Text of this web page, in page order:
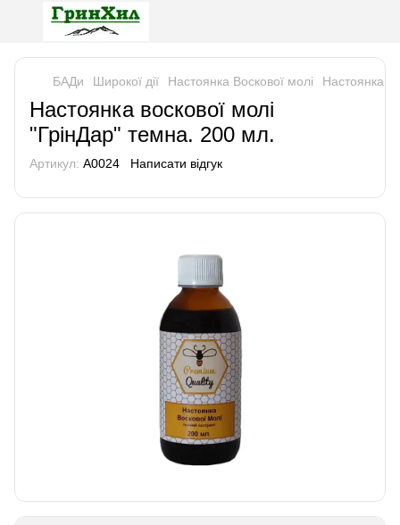
БАДи Широкої дії Настоянка Воскової молі Настоянка
Настоянка воскової молі
"ГрінДар" темна. 200 мл.
Артикул: А0024 Написати відгук